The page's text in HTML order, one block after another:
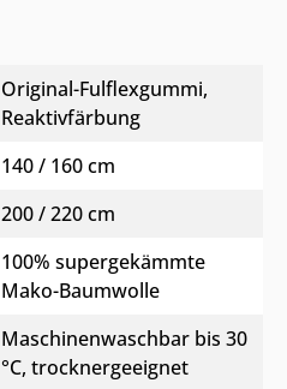
Original-Fulflexgummi,
Reaktivfärbung
140 / 160 cm
200 / 220 cm
100% supergekämmte
Mako-Baumwolle
Maschinenwaschbar bis 30
°C, trocknergeeignet